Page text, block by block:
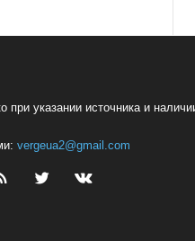
указании источника и
vergeua2@gmail.com